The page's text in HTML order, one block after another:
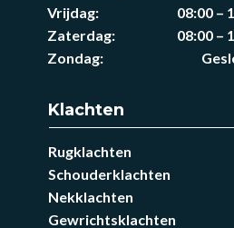
Vrijdag:
08:00 –
Zaterdag:
08:00 –
Zondag:
Klachten
Rugklachten
Schouderklachten
Nekklachten
Gewrichtsklachten